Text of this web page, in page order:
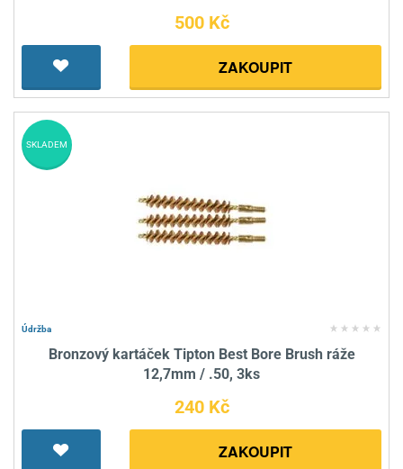
500 Kč
ZAKOUPIT
Údržba
Bronzový kartáček Tipton Best Bore Brush ráže
12,7mm / .50, 3ks
240 Kč
ZAKOUPIT
SKLADEM